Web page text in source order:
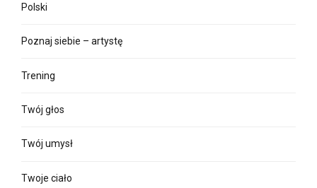
Polski
Poznaj siebie – artystę
Trening
Twój głos
Twój umysł
Twoje ciało